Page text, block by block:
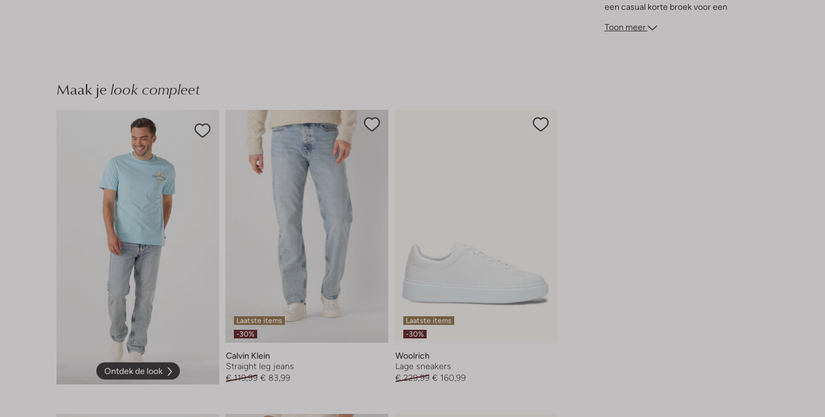
een casual korte broek voor een
speelt of geniet van een zonnige middag
Toon meer
Maak je look compleet
Ontdek de look
Laatste items
-30%
Calvin Klein
Straight leg jeans
€ 119,99 € 83,99
Laatste items
-30%
Woolrich
Lage sneakers
€ 229,99 € 160,99